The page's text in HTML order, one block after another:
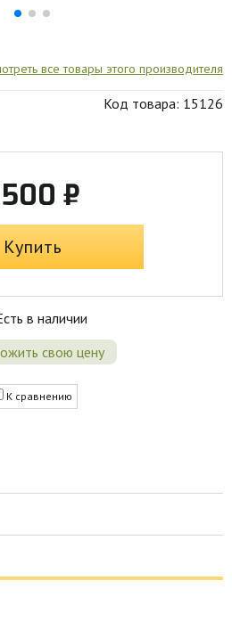
все товары этого производителя
Код товара: 15126
₽
Купить
в наличии
свою цену
К сравнению